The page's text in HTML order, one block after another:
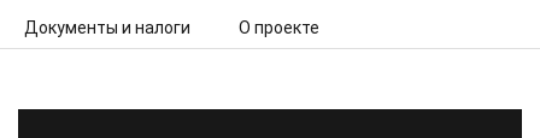
Документы и налоги О проекте